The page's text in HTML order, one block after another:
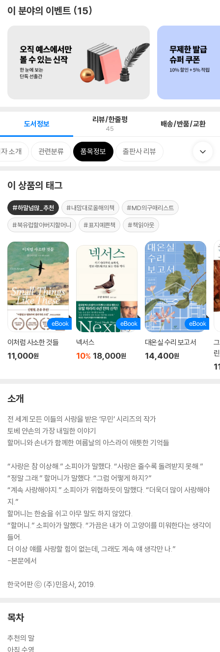
이 분야의 이벤트 15
도서정보 리뷰/한줄평
45 배송/반품/교환
소개 관련분류 품목정보 출판사 리뷰
이 상품의 태그
#하말넘많_추천 #내맘대로올해의책 #MD의구매리스트
#북유럽할아버지할머니 #표지예쁜책 #책읽아웃
이처럼 사소한 것들
11,000원
넥서스
10% 18,000원
대온실 수리 보고서
14,400원
소개
전 세계 모든 이들의 사랑을 받은 ‘무민’ 시리즈의 작가
토베 얀손의 가장 내밀한 이야기
할머니와 손녀가 함께한 여름날의 아스라이 애틋한 기억들
“사랑은 참 이상해.” 소피아가 말했다. “사랑은 줄수록 돌려받지 못해.”
“정말 그래.” 할머니가 말했다. “그럼 어떻게 하지?”
“계속 사랑해야지.” 소피아가 위협하듯이 말했다. “더욱더 많이 사랑해야
지.”
할머니는 한숨을 쉬고 아무 말도 하지 않았다.
“할머니.” 소피아가 말했다. “가끔은 내가 이 고양이를 미워한다는 생각이
들어.
더 이상 얘를 사랑할 힘이 없는데, 그래도 계속 얘 생각만 나.”
-본문에서
한국어판 ⓒ (주)민음사, 2019.
목차
추천의 말
아침 수영